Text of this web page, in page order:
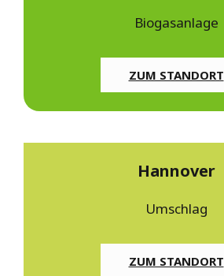
Biogasanlage
ZUM STANDORT
Hannover
Umschlag
ZUM STANDORT